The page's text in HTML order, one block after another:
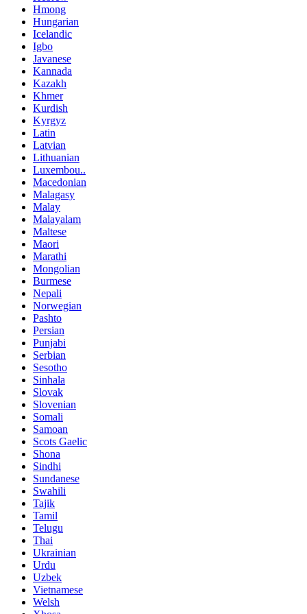
Hmong
Hungarian
Icelandic
Igbo
Javanese
Kannada
Kazakh
Khmer
Kurdish
Kyrgyz
Latin
Latvian
Lithuanian
Luxembou..
Macedonian
Malagasy
Malay
Malayalam
Maltese
Maori
Marathi
Mongolian
Burmese
Nepali
Norwegian
Pashto
Persian
Punjabi
Serbian
Sesotho
Sinhala
Slovak
Slovenian
Somali
Samoan
Scots Gaelic
Shona
Sindhi
Sundanese
Swahili
Tajik
Tamil
Telugu
Thai
Ukrainian
Urdu
Uzbek
Vietnamese
Welsh